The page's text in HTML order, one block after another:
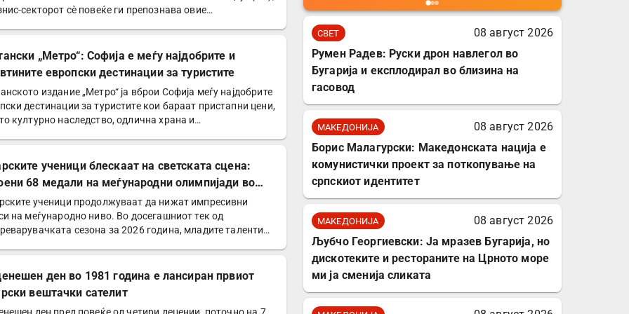
секторот сѐ повеќе ги препознава овие…
„Метро“: Софија е меѓу најдобрите и
европски дестинации за туристите
издание „Метро“ ја вброи Софија меѓу најдобрите
дестинации за туристите кои бараат пристапни цени,
културно наследство, одлична храна и…
ученици блескаат на светската сцена:
68 медали на меѓународни олимпијади во
годинаученици продолжуваат да нижат импресивни
на меѓународно ниво. Во досегашниот тек од
сезона за 2026 година, младите таленти
ден во 1981 година е лансиран првиот
вештачки сателит
мобилни телефони,
комплет за заштита на
СВЕТ
08 август 2026
Румен Радев: Руски дрон навлегол во
Бугарија и експлодирал во близина на
гасовод
МАКЕДОНИЈА
08 август 2026
Борис Малагурски: Македонската нација е
комунистички проект за поткопување на
српскиот идентитет
МАКЕДОНИЈА
08 август 2026
Љубчо Георгиевски: Ја мразев Бугарија, но
дискотеките и рестораните на Црното море
ми ја сменија сликата